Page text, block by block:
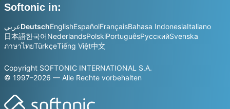
Softonic in:
عربيDeutschEnglishEspañolFrançaisBahasa IndonesiaItaliano
日本語한국어NederlandsPolskiPortuguêsРусскийSvenska
ภาษาไทยTürkçeTiếng Việt中文
Copyright SOFTONIC INTERNATIONAL S.A.
© 1997–2026 — Alle Rechte vorbehalten